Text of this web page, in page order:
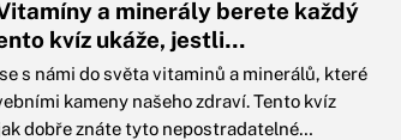
a minerály berete každý
kvíz ukáže, jestli…
s námi do světa vitaminů a minerálů, které
kameny našeho zdraví. Tento kvíz
dobře znáte tyto nepostradatelné…